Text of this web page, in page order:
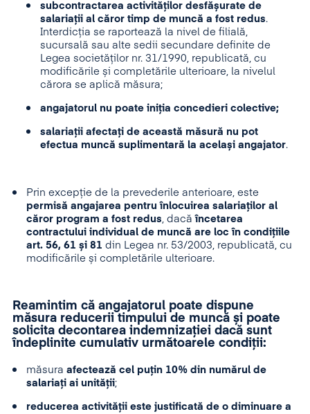
subcontractarea activităților desfășurate de
salariații al căror timp de muncă a fost redus.
Interdicția se raportează la nivel de filială,
sucursală sau alte sedii secundare definite de
Legea societăților nr. 31/1990, republicată, cu
modificările și completările ulterioare, la nivelul
cărora se aplică măsura;
angajatorul nu poate iniția concedieri colective;
salariații afectați de această măsură nu pot
efectua muncă suplimentară la același angajator.
Prin excepție de la prevederile anterioare, este
permisă angajarea pentru înlocuirea salariaților al
căror program a fost redus, dacăîncetarea
contractului individual de muncă are loc în condițiile
art. 56, 61 și 81 din Legea nr. 53/2003, republicată, cu
modificările și completările ulterioare.
Reamintim că angajatorul poate dispune
măsura reducerii timpului de muncă și poate
solicita decontarea indemnizației dacă sunt
îndeplinite cumulativ următoarele condiții:
măsura afectează cel puțin 10% din numărul de
salariați ai unității;
reducerea activității este justificată de o diminuare a